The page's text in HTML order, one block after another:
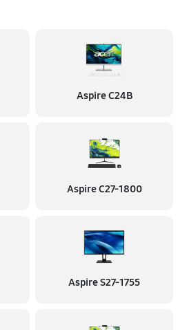
Aspire C24B
Aspire C27-1800
Aspire S27-1755